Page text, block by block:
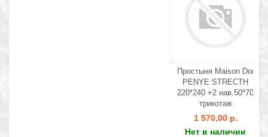
Простыня Maison Dor
PENYE STRECTH
220*240 +2 нав.50*70
трикотаж
1 570,00 р.
Нет в наличии